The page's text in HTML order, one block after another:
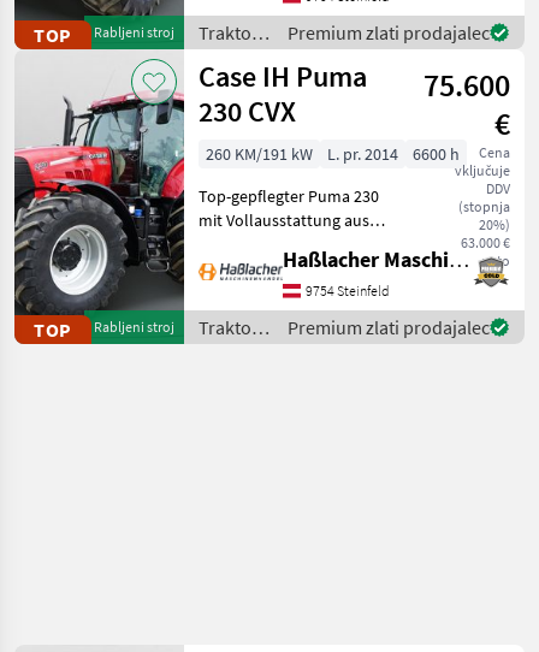
TOP Rabljeni stroj
gelaufen. Durchgehend
gewartet, einsatzbereit,
aufbereitet
Traktor /
New
Holland
Premium zlati prodajalec
TOP Rabljeni stroj
Case IH Puma
230 CVX
75.600
€
Cena
vključuje
DDV
(stopnja
20%)
63.000 €
neto
260 KM/191 kW L. pr. 2014
6600 h
Top-gepflegter Puma 230
mit Vollausstattung aus
Lohnunternehmer – nur
am eigenen Betrieb
gelaufen. Durchgehend
gewartet, einsatzbereit,
Haßlacher Maschinenhandel
9754 Steinfeld
Traktor /
Case IH
Premium zlati prodajalec